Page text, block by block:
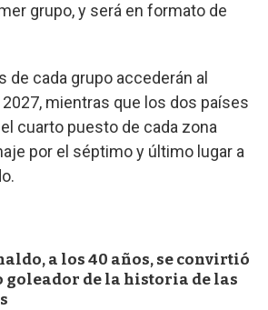
grupo, y será en formato de
de cada grupo accederán al
2027, mientras que los dos países
cuarto puesto de cada zona
por el séptimo y último lugar a
a los 40 años, se convirtió
goleador de la historia de las